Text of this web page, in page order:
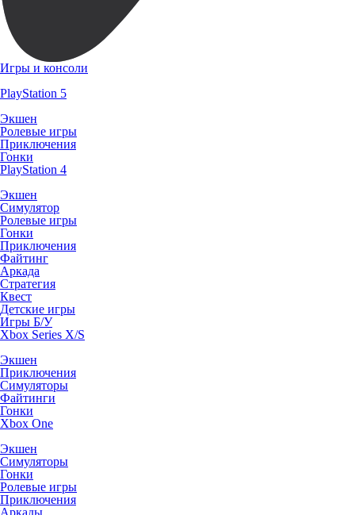
Игры и консоли
PlayStation 5
Экшен
Ролевые игры
Приключения
Гонки
PlayStation 4
Экшен
Симулятор
Ролевые игры
Гонки
Приключения
Файтинг
Аркада
Стратегия
Квест
Детские игры
Игры Б/У
Xbox Series X/S
Экшен
Приключения
Симуляторы
Файтинги
Гонки
Xbox One
Экшен
Симуляторы
Гонки
Ролевые игры
Приключения
Аркады